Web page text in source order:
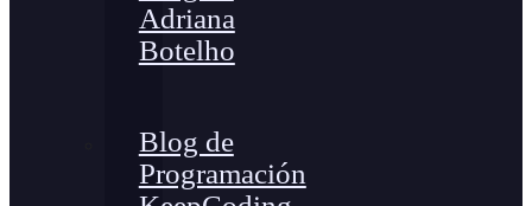
Adriana
Botelho
Blog de
Programación